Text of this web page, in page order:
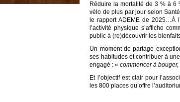
Réduire la mortalité de 3 % à 6
vélo de plus par jour selon
le rapport ADEME de 2025…À
l’activité physique s’affiche
public à (re)découvrir les
Un moment de partage
ses habitudes et contribuer à
engagé : «commencer à
Et l’objectif est clair pour
les 800 places qu’offre